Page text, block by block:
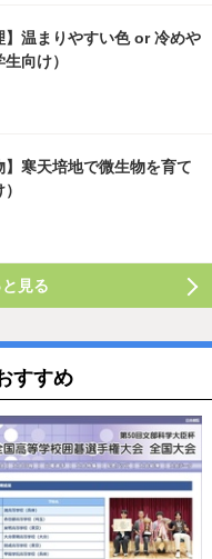
】温まりやすい色 or 冷めや
向け）
】寒天培地で微生物を育て
見る
すすめ